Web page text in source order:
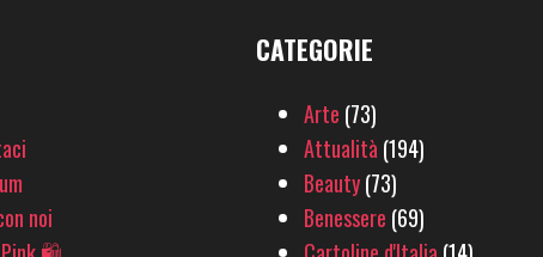
noi
CATEGORIE
Arte (73)
Attualità (194)
Beauty(73)
Benessere (69)